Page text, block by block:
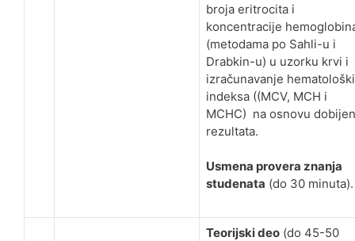
broja eritrocita i
koncentracije
(metodama po Sahli-u i
Drabkin-u) u uzorku krvi i
izračunavanje
indeksa ((MCV, MCH i
MCHC) na osnovu
rezultata.
Usmena provera znanja
studenata (do 30 minuta).
Teorijski deo (do 45-50